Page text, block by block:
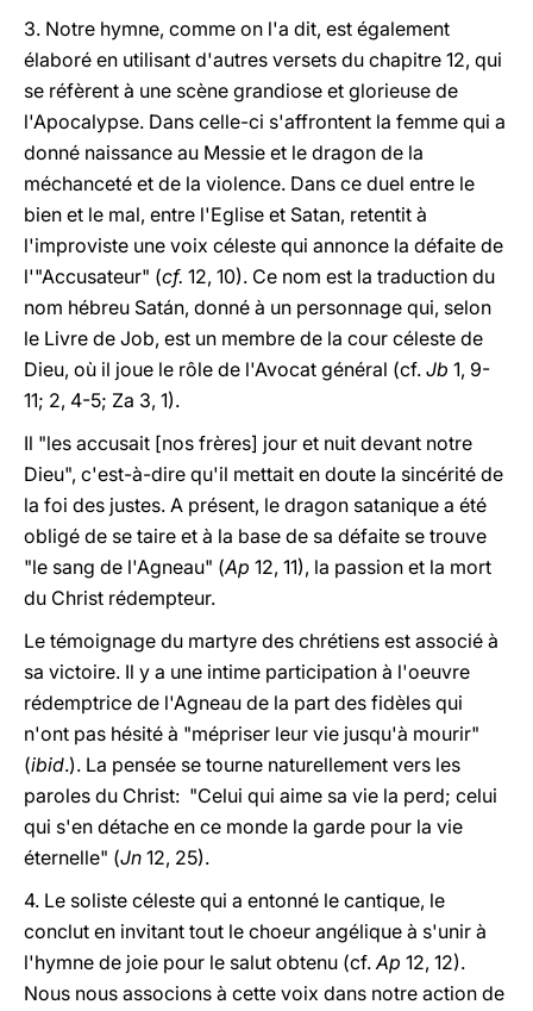
3. Notre hymne, comme on l'a dit, est également
élaboré en utilisant d'autres versets du chapitre 12, qui
se réfèrent à une scène grandiose et glorieuse de
l'Apocalypse. Dans celle-ci s'affrontent la femme qui a
donné naissance au Messie et le dragon de la
méchanceté et de la violence. Dans ce duel entre le
bien et le mal, entre l'Eglise et Satan, retentit à
l'improviste une voix céleste qui annonce la défaite de
l'"Accusateur" (cf. 12, 10). Ce nom est la traduction du
nom hébreu Satán, donné à un personnage qui, selon
le Livre de Job, est un membre de la cour céleste de
Dieu, où il joue le rôle de l'Avocat général (cf. Jb 1, 9-
11; 2, 4-5; Za 3, 1).
Il "les accusait [nos frères] jour et nuit devant notre
Dieu", c'est-à-dire qu'il mettait en doute la sincérité de
la foi des justes. A présent, le dragon satanique a été
obligé de se taire et à la base de sa défaite se trouve
"le sang de l'Agneau" (Ap 12, 11), la passion et la mort
du Christ rédempteur.
Le témoignage du martyre des chrétiens est associé à
sa victoire. Il y a une intime participation à l'oeuvre
rédemptrice de l'Agneau de la part des fidèles qui
n'ont pas hésité à "mépriser leur vie jusqu'à mourir"
(ibid.). La pensée se tourne naturellement vers les
paroles du Christ: "Celui qui aime sa vie la perd; celui
qui s'en détache en ce monde la garde pour la vie
éternelle" (Jn 12, 25).
4. Le soliste céleste qui a entonné le cantique, le
conclut en invitant tout le choeur angélique à s'unir à
l'hymne de joie pour le salut obtenu (cf.Ap 12, 12).
Nous nous associons à cette voix dans notre action de